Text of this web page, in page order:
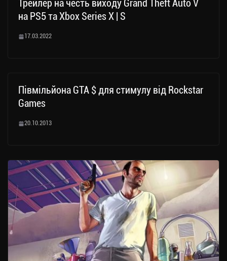
Трейлер на честь виходу Grand Theft Auto V
на PS5 та Xbox Series X | S
17.03.2022
Півмільйона GTA $ для стимулу від Rockstar
Games
20.10.2013